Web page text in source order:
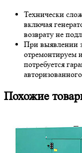
Технически
включая
возврату не
При выявлении
отремонтируем
потребуется
Похожие